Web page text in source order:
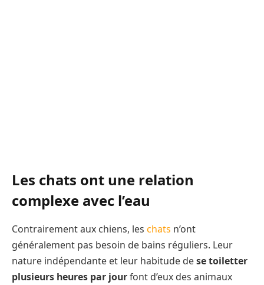
Les chats ont une relation
complexe avec l’eau
Contrairement aux chiens, les chats n’ont
généralement pas besoin de bains réguliers. Leur
nature indépendante et leur habitude dese toiletter
plusieurs heures par jourfont d’eux des animaux